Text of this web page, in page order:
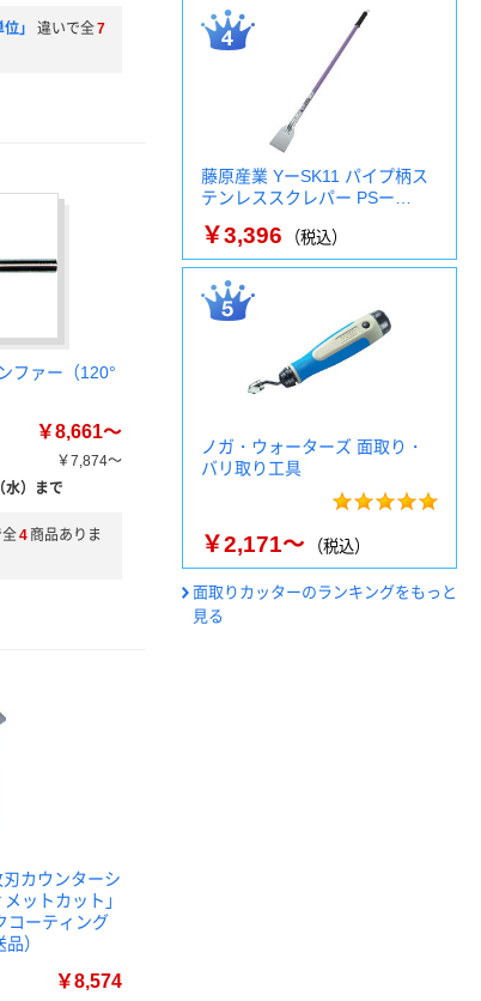
」 違いで全7
ファー（120°
￥8,661～
￥7,874～
水）まで
4 商品ありま
カウンターシ
ットカット」
コーティング
）
￥8,574
藤原産業 YーSK11 パイプ柄ス
テンレススクレパー PSー…
￥3,396 （税込）
ノガ・ウォーターズ 面取り・
バリ取り工具
￥2,171～ （税込）
面取りカッターのランキングをもっと
見る